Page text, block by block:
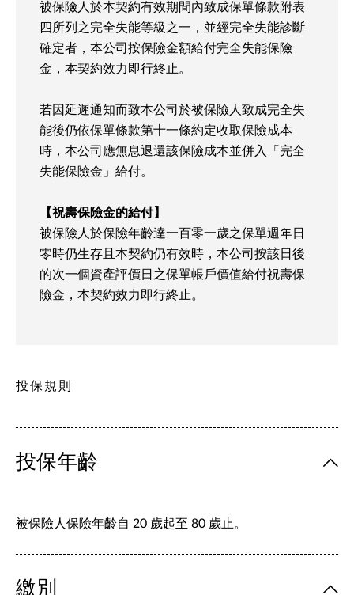
被保險人於本契約有效期間內致成保單條款附表
四所列之完全失能等級之一，並經完全失能診斷
確定者，本公司按保險金額給付完全失能保險
金，本契約效力即行終止。
若因延遲通知而致本公司於被保險人致成完全失
能後仍依保單條款第十一條約定收取保險成本
時，本公司應無息退還該保險成本並併入「完全
失能保險金」給付。
【祝壽保險金的給付】
被保險人於保險年齡達一百零一歲之保單週年日
零時仍生存且本契約仍有效時，本公司按該日後
的次一個資產評價日之保單帳戶價值給付祝壽保
險金，本契約效力即行終止。
投保規則
投保年齡
被保險人保險年齡自 20 歲起至 80 歲止。
繳別